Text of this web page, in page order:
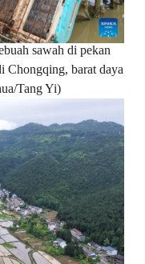
sawah di pekan
Chongqing, barat daya
Tang Yi)